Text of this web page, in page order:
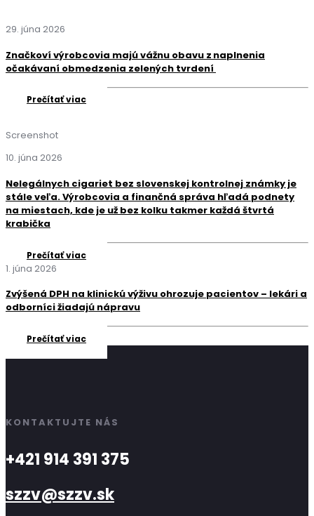
29. júna 2026
Značkoví výrobcovia majú vážnu obavu z naplnenia
očakávaní obmedzenia zelených tvrdení
Prečítať viac
Screenshot
10. júna 2026
Nelegálnych cigariet bez slovenskej kontrolnej známky je
stále veľa. Výrobcovia a finančná správa hľadá podnety
na miestach, kde je už bez kolku takmer každá štvrtá
krabička
Prečítať viac
1. júna 2026
Zvýšená DPH na klinickú výživu ohrozuje pacientov – lekári a
odborníci žiadajú nápravu
Prečítať viac
KONTAKTUJTE NÁS
+421 914 391 375
szzv@szzv.sk